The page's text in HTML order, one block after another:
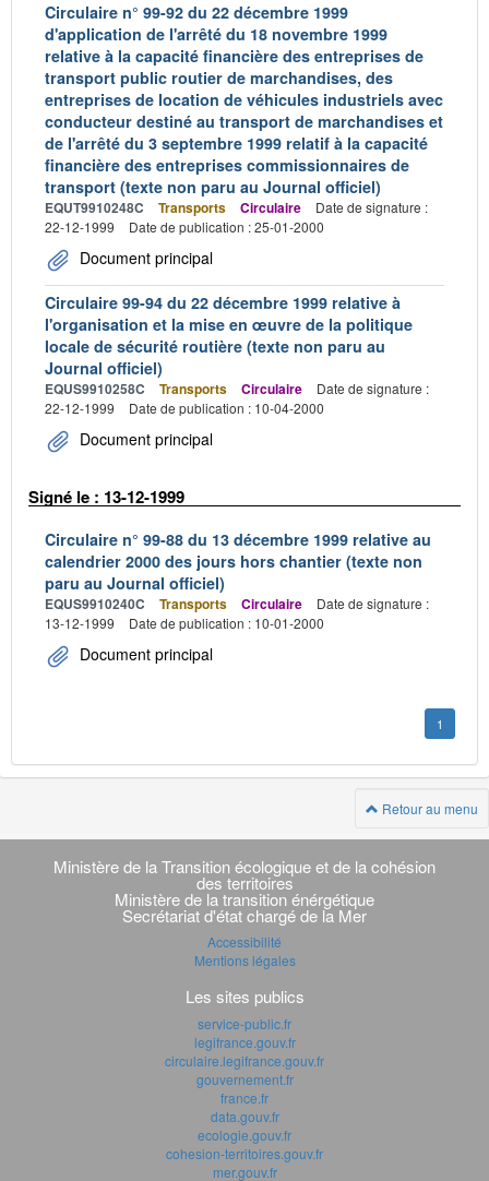
Circulaire n° 99-92 du 22 décembre 1999
d'application de l'arrêté du 18 novembre 1999
relative à la capacité financière des entreprises de
transport public routier de marchandises, des
entreprises de location de véhicules industriels avec
conducteur destiné au transport de marchandises et
de l'arrêté du 3 septembre 1999 relatif à la capacité
financière des entreprises commissionnaires de
transport (texte non paru au Journal officiel)
EQUT9910248C Transports Circulaire
Date de signature :
22-12-1999
Date de publication : 25-01-2000
Document principal
Circulaire 99-94 du 22 décembre 1999 relative à
l'organisation et la mise en œuvre de la politique
locale de sécurité routière (texte non paru au
Journal officiel)
EQUS9910258C Transports Circulaire
Date de signature :
22-12-1999
Date de publication : 10-04-2000
Document principal
Signé le : 13-12-1999
Circulaire n° 99-88 du 13 décembre 1999 relative au
calendrier 2000 des jours hors chantier (texte non
paru au Journal officiel)
EQUS9910240C Transports Circulaire
Date de signature :
13-12-1999
Date de publication : 10-01-2000
Document principal
1
Retour au menu
Navigation
transverse
Ministère de la Transition écologique et de la cohésion
des territoires
Ministère de la transition énérgétique
Secrétariat d'état chargé de la Mer
Accessibilité
Mentions légales
Les sites publics
service-public.fr
legifrance.gouv.fr
circulaire.legifrance.gouv.fr
gouvernement.fr
france.fr
data.gouv.fr
ecologie.gouv.fr
cohesion-territoires.gouv.fr
mer.gouv.fr